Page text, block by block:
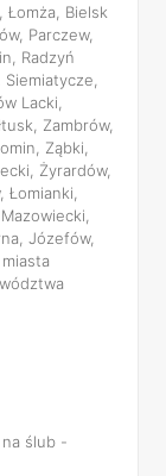
Łomża, Bielsk
Parczew,
Radzyń
Lacki,
Zambrów,
Ząbki,
Żyrardów,
Łomianki,
Józefów,
na ślub -